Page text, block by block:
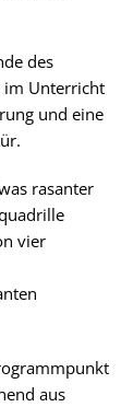
des
im Unterricht
und eine
rasanter
vier
aus